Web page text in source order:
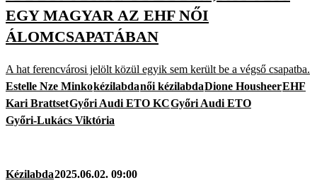
EGY MAGYAR AZ EHF NŐI
ÁLOMCSAPATÁBAN
A hat ferencvárosi jelölt közül egyik sem került be a végső csapatba.
Estelle Nze Minkokézilabdanői kézilabdaDione HousheerEHF
Kari BrattsetGyőri Audi ETO KCGyőri Audi ETO
Győri-Lukács Viktória
Kézilabda2025.06.02. 09:00